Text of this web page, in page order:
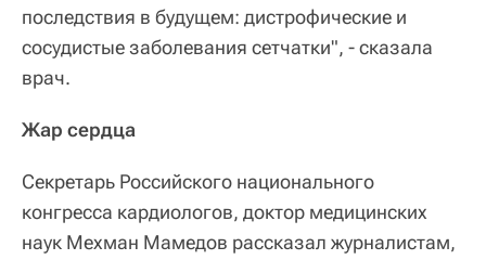
последствия в будущем: дистрофические и
сосудистые заболевания сетчатки", - сказала
врач.
Жар сердца
Секретарь Российского национального
конгресса кардиологов, доктор медицинских
наук Мехман Мамедов рассказал журналистам,